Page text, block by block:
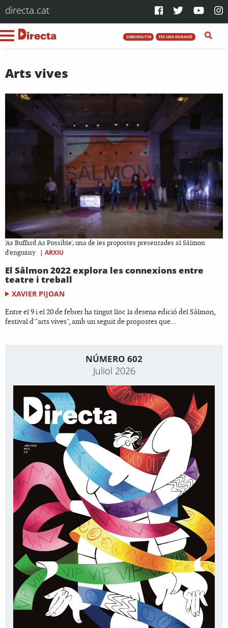
directa.cat
SUBSCRIU-T'HI FES UNA DONACIÓ
Arts vives
'As Buffard As Possible', una de les propostes presentades al Sâlmon
d'enguany
| ARXIU
El Sâlmon 2022 explora les connexions entre
teatre i treball
XAVIER PIJOAN
Entre el 9 i el 20 de febrer ha tingut lloc la desena edició del Sâlmon,
festival d'"arts vives", amb un seguit de propostes que...
NÚMERO 602
Juliol 2026